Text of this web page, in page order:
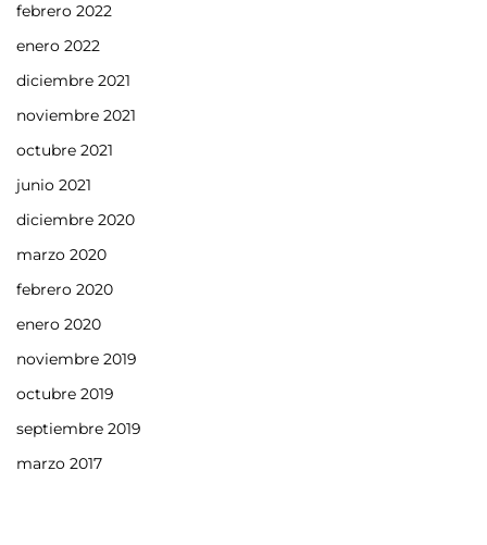
febrero 2022
enero 2022
diciembre 2021
noviembre 2021
octubre 2021
junio 2021
diciembre 2020
marzo 2020
febrero 2020
enero 2020
noviembre 2019
octubre 2019
septiembre 2019
marzo 2017